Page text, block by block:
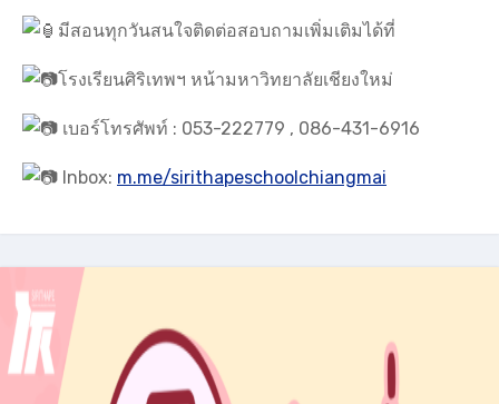
มีสอนทุกวันสนใจติดต่อสอบถามเพิ่มเติมได้ที่
โรงเรียนศิริเทพฯ หน้ามหาวิทยาลัยเชียงใหม่
เบอร์โทรศัพท์ : 053-222779 , 086-431-6916
Inbox: m.me/sirithapeschoolchiangmai